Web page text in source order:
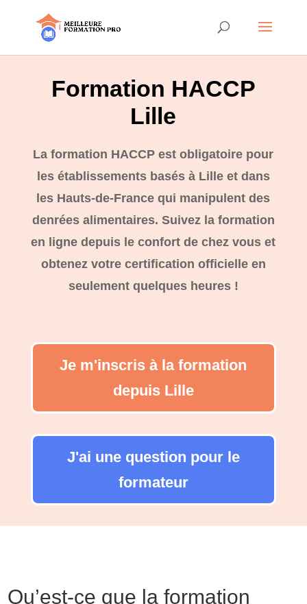
Formation HACCP
Lille
La formation HACCP est obligatoire pour
les établissements basés à Lille et dans
les Hauts-de-France qui manipulent des
denrées alimentaires. Suivez la formation
en ligne depuis le confort de chez vous et
obtenez votre certification officielle en
seulement quelques heures !
Je m'inscris à la formation
depuis Lille
J'ai une question pour le
formateur
Qu’est-ce que la formation